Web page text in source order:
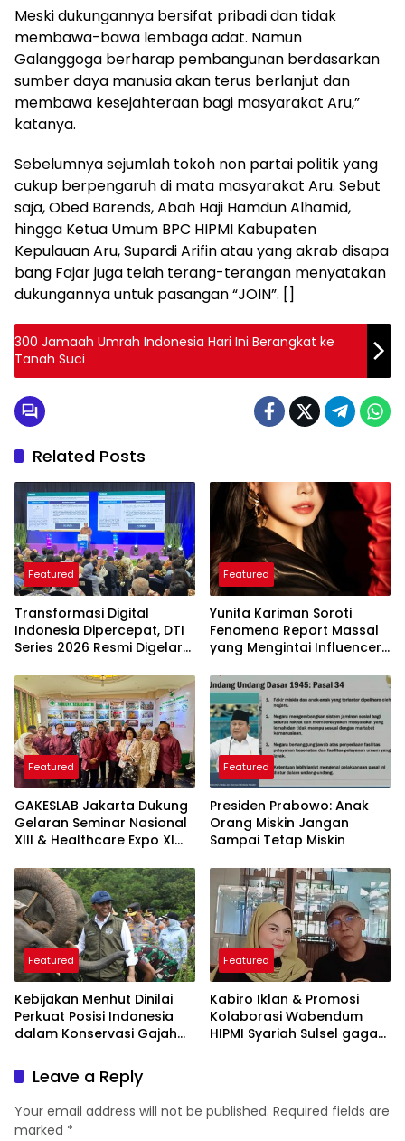
Meski dukungannya bersifat pribadi dan tidak
membawa-bawa lembaga adat. Namun
Galanggoga berharap pembangunan berdasarkan
sumber daya manusia akan terus berlanjut dan
membawa kesejahteraan bagi masyarakat Aru,”
katanya.
Sebelumnya sejumlah tokoh non partai politik yang
cukup berpengaruh di mata masyarakat Aru. Sebut
saja, Obed Barends, Abah Haji Hamdun Alhamid,
hingga Ketua Umum BPC HIPMI Kabupaten
Kepulauan Aru, Supardi Arifin atau yang akrab disapa
bang Fajar juga telah terang-terangan menyatakan
dukungannya untuk pasangan “JOIN”. []
300 Jamaah Umrah Indonesia Hari Ini Berangkat ke
Tanah Suci
Related Posts
Featured
Transformasi Digital
Indonesia Dipercepat, DTI
Series 2026 Resmi Digelar
Featured
Yunita Kariman Soroti
Fenomena Report Massal
yang Mengintai Influencer,
yang Perlu Diketahui
Featured
GAKESLAB Jakarta Dukung
Gelaran Seminar Nasional
XIII & Healthcare Expo XI
Featured
Presiden Prabowo: Anak
Orang Miskin Jangan
Sampai Tetap Miskin
Featured
Kebijakan Menhut Dinilai
Perkuat Posisi Indonesia
dalam Konservasi Gajah
Featured
Kabiro Iklan & Promosi
Kolaborasi Wabendum
HIPMI Syariah Sulsel gagas
Leave a Reply
Your email address will not be published. Required fields are
marked *